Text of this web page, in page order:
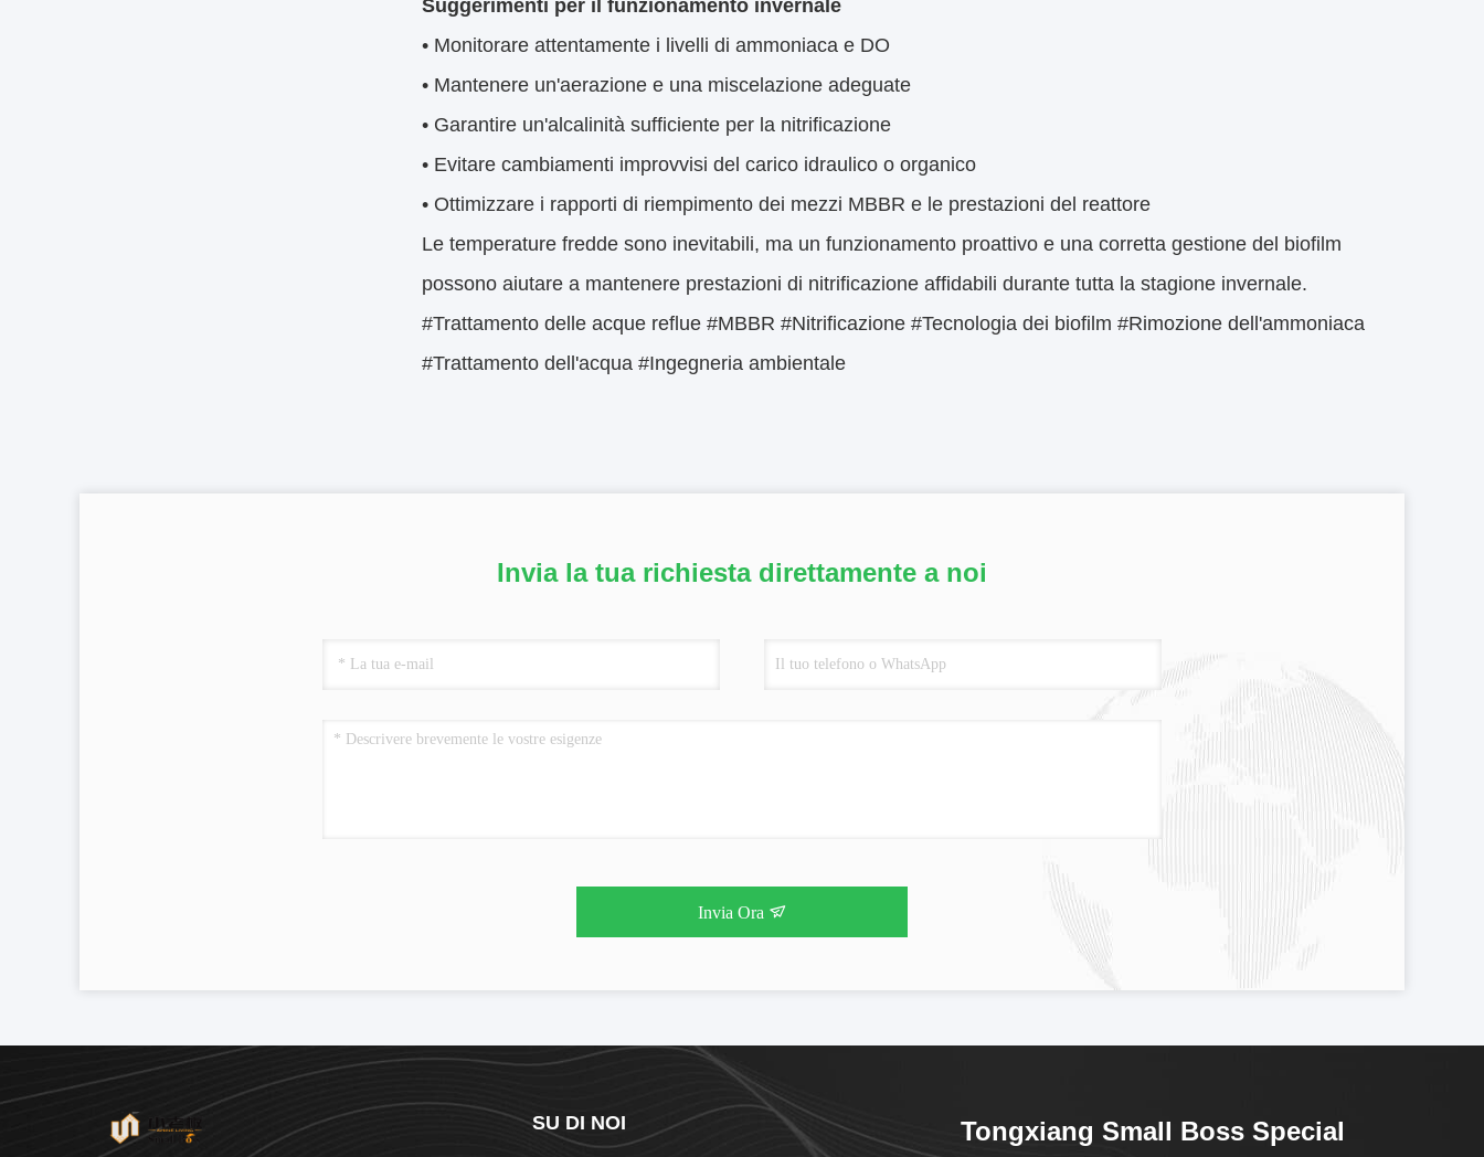
Suggerimenti per il funzionamento invernale
• Monitorare attentamente i livelli di ammoniaca e DO
• Mantenere un'aerazione e una miscelazione adeguate
• Garantire un'alcalinità sufficiente per la nitrificazione
• Evitare cambiamenti improvvisi del carico idraulico o organico
• Ottimizzare i rapporti di riempimento dei mezzi MBBR e le prestazioni del reattore
Le temperature fredde sono inevitabili, ma un funzionamento proattivo e una corretta gestione del biofilm
possono aiutare a mantenere prestazioni di nitrificazione affidabili durante tutta la stagione invernale.
#Trattamento delle acque reflue #MBBR #Nitrificazione #Tecnologia dei biofilm #Rimozione dell'ammoniaca
#Trattamento dell'acqua #Ingegneria ambientale
Invia la tua richiesta direttamente a noi
Invia Ora
SU DI NOI
Tongxiang Small Boss Special